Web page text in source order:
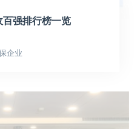
百强排行榜一览
企业